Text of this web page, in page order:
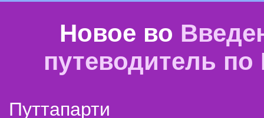
Новое во
путеводитель
Путтапарти